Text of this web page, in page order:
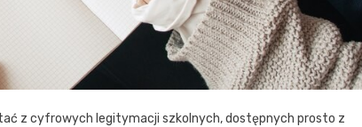
z cyfrowych legitymacji szkolnych, dostępnych prosto z